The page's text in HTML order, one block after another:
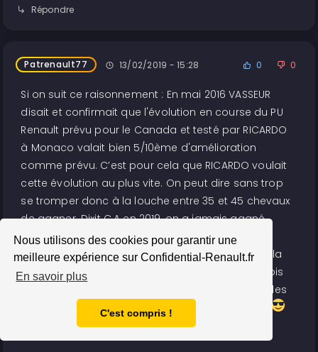
Nous utilisons des cookies pour garantir une
meilleure expérience sur Confidential-Renault.fr
En savoir plus
C'est compris !
Répondre
Patrenault77 13/02/2019 - 15:28 0 0
Si on suit ce raisonnement : En mai 2016 VASSEUR
disait et confirmait que l'évolution en course du PU
Renault prévu pour le Canada et testé par RICARDO
à Monaco valait bien 5/10ème d'amélioration
comme prévu. C’est pour cela que RICARDO voulait
cette évolution au plus vite. On peut dire sans trop
se tromper donc à la louche entre 35 et 45 chevaux
de gagner. Dixit C.A en 2019, on a jamais gagné
autant de puissance en un Hiver. On peut donc
imaginer que c’est beaucoup plus qu’en 2016. Si la
crédibilité de VASSEUR n’est plus à établir, je ne vois
pas pourquoi je douterai de celle de CA. Alors si les
faits sont avérés, le PU Renault sera une bombe.